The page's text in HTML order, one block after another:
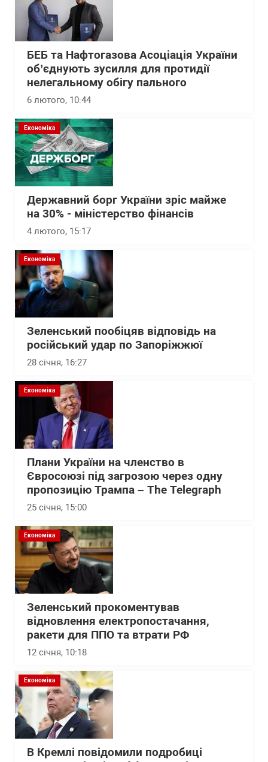
БЕБ та Нафтогазова Асоціація України
об’єднують зусилля для протидії
нелегальному обігу пального
6 лютого, 10:44
Економіка
Державний борг України зріс майже
на 30% - міністерство фінансів
4 лютого, 15:17
Економіка
Зеленський пообіцяв відповідь на
російський удар по Запоріжжюї
28 січня, 16:27
Економіка
Плани України на членство в
Євросоюзі під загрозою через одну
пропозицію Трампа – The Telegraph
25 січня, 15:00
Економіка
Зеленський прокоментував
відновлення електропостачання,
ракети для ППО та втрати РФ
12 січня, 10:18
Економіка
В Кремлі повідомили подробиці